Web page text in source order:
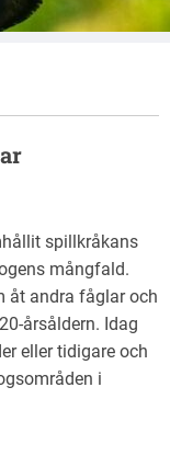
Arkiv
spillkråkans
mångfald.
åt andra fåglar och
årsåldern. Idag
eller tidigare och
i